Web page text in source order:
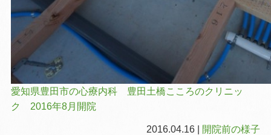
愛知県豊田市の心療内科 豊田土橋こころのクリニッ
ク 2016年8月開院
2016.04.16 | 開院前の様子